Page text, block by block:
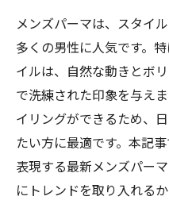
メンズパーマは、スタイ
多くの男性に人気です。
イルは、自然な動きとボ
で洗練された印象を与え
イリングができるため、
たい方に最適です。本記
表現する最新メンズパー
にトレンドを取り入れる